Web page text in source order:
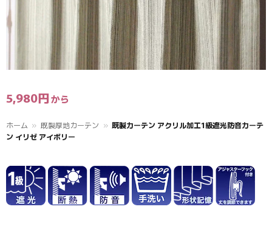
5,980円
ホーム » 既製厚地カーテン » 既製カーテン アクリル加工1級遮光防音カーテ
ン イリゼ アイボリー